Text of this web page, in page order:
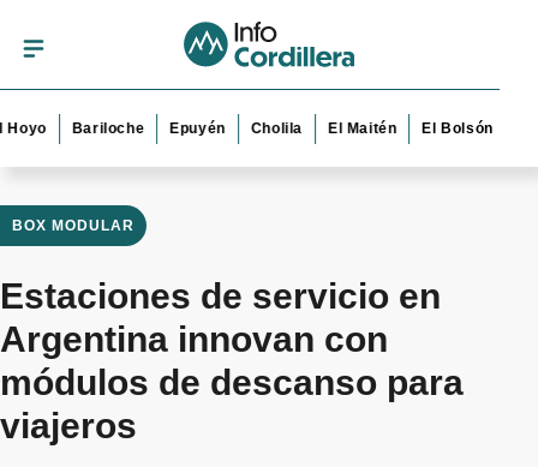
Bariloche Epuyén Cholila El Maitén El Bolsón Esquel
BOX MODULAR
Estaciones de servicio en
Argentina innovan con
módulos de descanso para
viajeros